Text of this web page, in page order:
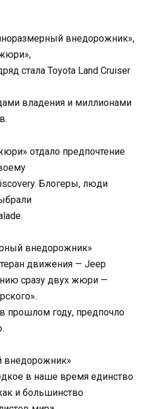
внедорожник»,
стала Toyota Land Cruiser
владения и миллионами
отдало предпочтение
Блогеры, люди
внедорожник»
движения — Jeep
сразу двух жюри —
прошлом году, предпочло
внедорожник»
в наше время единство
и большинство